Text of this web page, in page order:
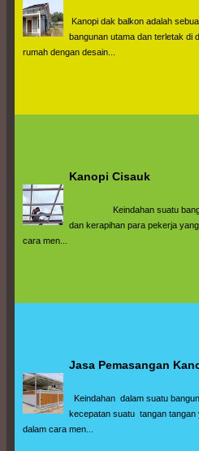
Kanopi dak balkon adalah
bangunan utama dan terletak di
rumah dengan desain...
Kanopi Cisauk
Keindahan suatu
dan kerapihan para pekerja
cara men...
Jasa Pemasangan
Keindahan  dalam suatu
kecepatan suatu  tangan
dalam cara men...